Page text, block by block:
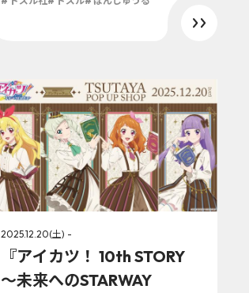
5年12月26日(金)より開始決
2025.12.20(土) -
『アイカツ！ 10th STORY
～未来へのSTARWAY